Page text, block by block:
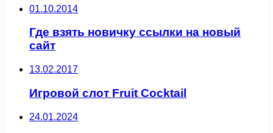
01.10.2014
Где взять новичку ссылки на новый
сайт
13.02.2017
Игровой слот Fruit Cocktail
24.01.2024